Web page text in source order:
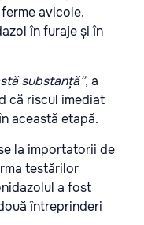
avicole.
în furaje și în
substanță”, a
că riscul imediat
această etapă.
la importatorii de
testărilor
a fost
întreprinderi